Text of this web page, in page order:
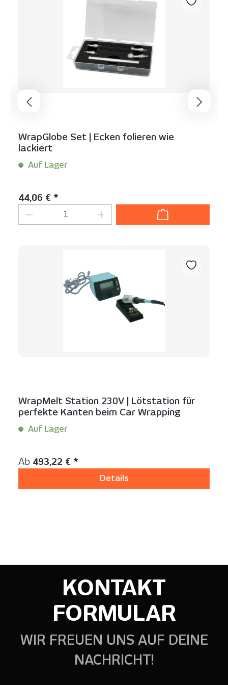
WrapGlobe Set | Ecken folieren wie
lackiert
Auf Lager
Regulärer Preis:
44,06 € *
Produkt Anzahl: Gib den
WrapMelt Station 230V | Lötstation für
perfekte Kanten beim Car Wrapping
Auf Lager
Regulärer Preis:
Ab 493,22 € *
Details
KONTAKT
FORMULAR
WIR FREUEN UNS AUF DEINE
NACHRICHT!